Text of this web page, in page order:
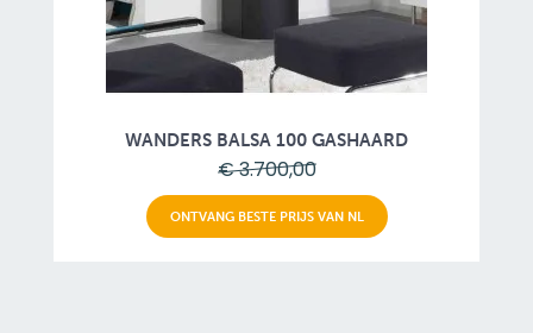
WANDERS BALSA 100 GASHAARD
€ 3.700,00
ONTVANG BESTE PRIJS VAN NL